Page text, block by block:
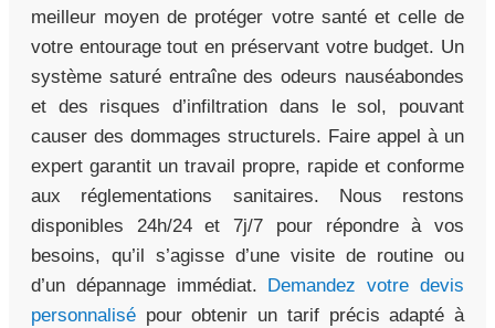
meilleur moyen de protéger votre santé et celle de
votre entourage tout en préservant votre budget. Un
système saturé entraîne des odeurs nauséabondes
et des risques d’infiltration dans le sol, pouvant
causer des dommages structurels. Faire appel à un
expert garantit un travail propre, rapide et conforme
aux réglementations sanitaires. Nous restons
disponibles 24h/24 et 7j/7 pour répondre à vos
besoins, qu’il s’agisse d’une visite de routine ou
d’un dépannage immédiat. Demandez votre devis
personnalisé pour obtenir un tarif précis adapté à